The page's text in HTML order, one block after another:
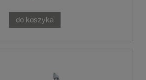
do koszyka